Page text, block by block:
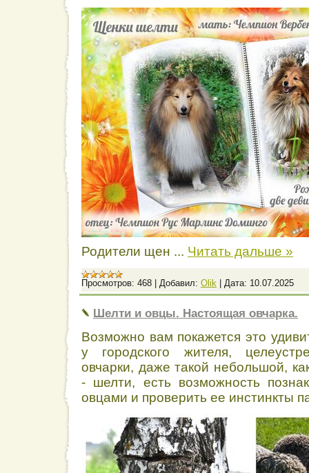
Родители щен ... Читать дальше »
Просмотров: 468 Добавил: Olik Дата: 10.07.2025
Шелти и овцы. Настоящая овчарка.
Возможно вам покажется это
у городского жителя,
овчарки, даже такой небольшой,
- шелти, есть возможность
овцами и проверить ее инстинкты